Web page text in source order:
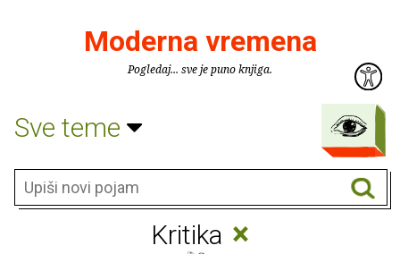
Moderna vremena
Pogledaj... sve je puno knjiga.
Sve teme
Kritika ×